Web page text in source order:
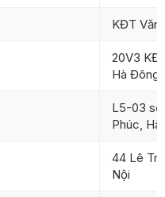
KĐT Văn
20V3
Hà Đông
L5-03 số
Phúc,
44 Lê
Nội